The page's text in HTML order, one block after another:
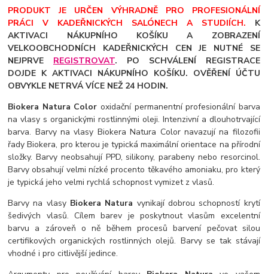
PRODUKT JE URČEN VÝHRADNĚ PRO PROFESIONÁLNÍ
PRÁCI V KADEŘNICKÝCH SALÓNECH A STUDIÍCH. K
AKTIVACI NÁKUPNÍHO KOŠÍKU A ZOBRAZENÍ
VELKOOBCHODNÍCH KADEŘNICKÝCH CEN JE NUTNÉ SE
NEJPRVE REGISTROVAT. PO SCHVÁLENÍ REGISTRACE
DOJDE K AKTIVACI NÁKUPNÍHO KOŠÍKU. OVĚŘENÍ ÚČTU
OBVYKLE NETRVÁ VÍCE NEŽ 24 HODIN.
Biokera Natura Color oxidační permanentní profesionální barva
na vlasy s organickými rostlinnými oleji. Intenzivní a dlouhotrvající
barva. Barvy na vlasy Biokera Natura Color navazují na filozofii
řady Biokera, pro kterou je typická maximální orientace na přírodní
složky. Barvy neobsahují PPD, silikony, parabeny nebo resorcinol.
Barvy obsahují velmi nízké procento těkavého amoniaku, pro který
je typická jeho velmi rychlá schopnost vymizet z vlasů.
Barvy na vlasy Biokera Natura vynikají dobrou schopností krytí
šedivých vlasů. Cílem barev je poskytnout vlasům excelentní
barvu a zároveň o ně během procesů barvení pečovat silou
certifikových organických rostlinných olejů. Barvy se tak stávají
vhodné i pro citlivější jedince.